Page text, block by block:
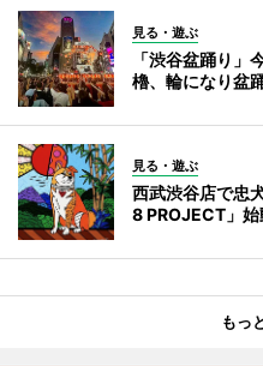
見る・遊ぶ
「渋谷盆踊り
櫓、輪になり盆
見る・遊ぶ
西武渋谷店で忠
8 PROJECT」始
もっ